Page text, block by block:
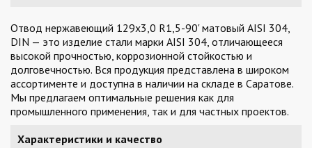
Отвод нержавеющий 129х3,0 R1,5-90' матовый AISI 304,
DIN — это изделие стали марки AISI 304, отличающееся
высокой прочностью, коррозионной стойкостью и
долговечностью. Вся продукция представлена в широком
ассортименте и доступна в наличии на складе в Саратове.
Мы предлагаем оптимальные решения как для
промышленного применения, так и для частных проектов.
Характеристики и качество